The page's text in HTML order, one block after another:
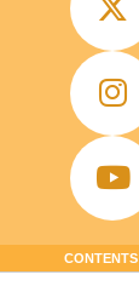
CONTENTS